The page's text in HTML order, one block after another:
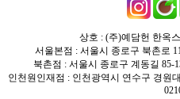
상호 : (주)예담헌 한옥
서울본점 : 서울시 종로구 북촌로
북촌점 : 서울시 종로구 계동길 85-
인천원인재점 : 인천광역시 연수구 경원